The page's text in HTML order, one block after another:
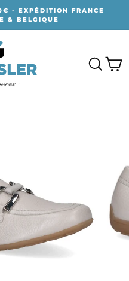
- EXPÉDITION FRANCE
& BELGIQUE